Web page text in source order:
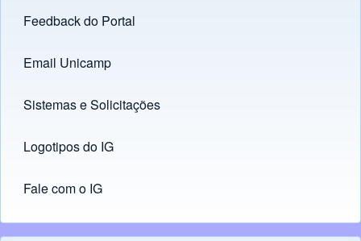
Footer menu
Feedback do Portal
Links
Email Unicamp
(opens in new tab)
Sistemas e Solicitações
(opens in new tab)
Logotipos do IG
(opens in new tab)
Fale com o IG